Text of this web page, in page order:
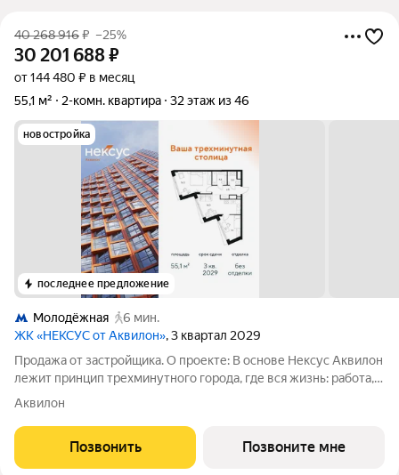
40 268 916₽ –25%
30 201 688₽
от 144 480 ₽ в месяц
55,1 м²
2-комн. квартира 32 этаж из 46
новостройка
последнее предложение
Молодёжная
6 мин.
ЖК «НЕКСУС от Аквилон», 3 квартал 2029
Продажа от застройщика. О проекте: В основе Нексус Аквилон
лежит принцип трехминутного города, где вся жизнь: работа,
отдых, здоровье, общение и культура сосредоточены в
кардинально
Аквилон
Позвонить Позвоните мне